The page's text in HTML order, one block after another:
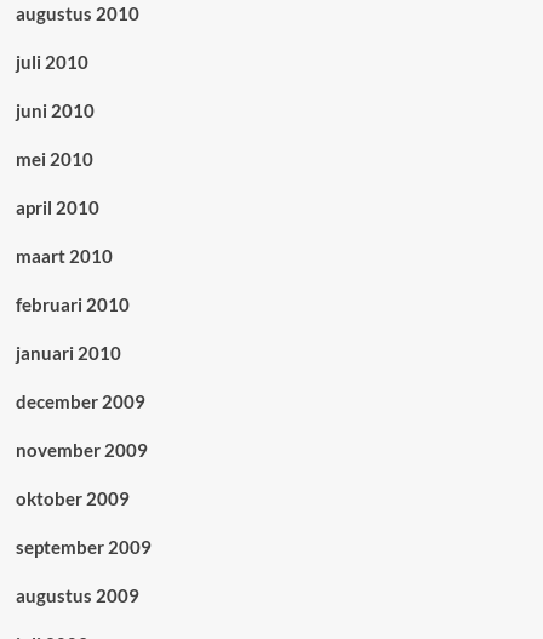
augustus 2010
juli 2010
juni 2010
mei 2010
april 2010
maart 2010
februari 2010
januari 2010
december 2009
november 2009
oktober 2009
september 2009
augustus 2009